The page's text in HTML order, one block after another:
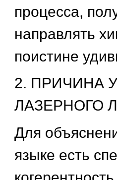
процесса,
направлять
поистине
2. ПРИЧИНА
ЛАЗЕРНОГО
Для
языке есть